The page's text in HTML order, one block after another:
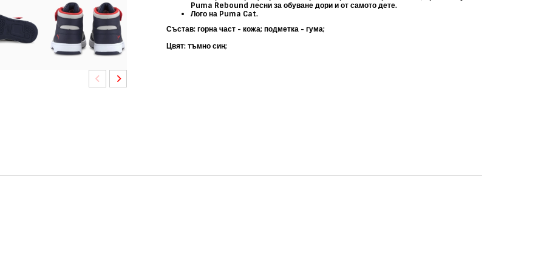
Puma Rebound лесни за обуване дори и от самото дете.
Лого на Puma Cat.
Състав: горна част - кожа; подметка - гума;
Цвят: тъмно син;